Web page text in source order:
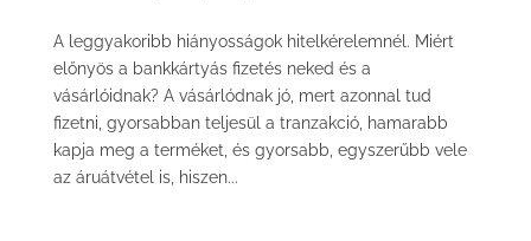
A leggyakoribb hiányosságok hitelkérelemnél. Miért
előnyös a bankkártyás fizetés neked és a
vásárlóidnak? A vásárlódnak jó, mert azonnal tud
fizetni, gyorsabban teljesül a tranzakció, hamarabb
kapja meg a terméket, és gyorsabb, egyszerűbb vele
az áruátvétel is, hiszen...